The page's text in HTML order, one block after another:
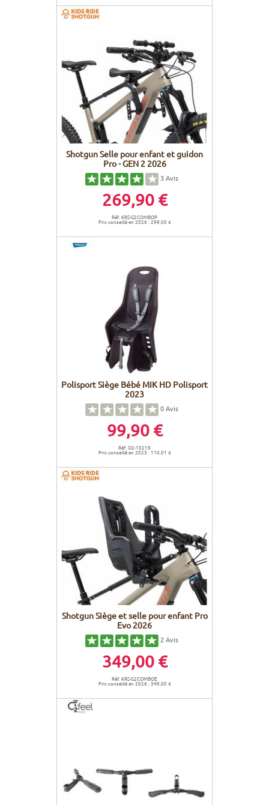
Shotgun Selle pour enfant et guidon
Pro - GEN 2 2026
3Avis
269,90 €
Réf. KRS-G2COMBOP
Prix conseillé en 2026 : 299,00 €
Polisport Siège Bébé MIK HD Polisport
2023
0Avis
99,90 €
Réf. O2-10219
Prix conseillé en 2023 : 110,01 €
Shotgun Siège et selle pour enfant Pro
Evo 2026
2 Avis
349,00 €
Réf. KRS-G2COMBOE
Prix conseillé en 2026 : 349,00 €